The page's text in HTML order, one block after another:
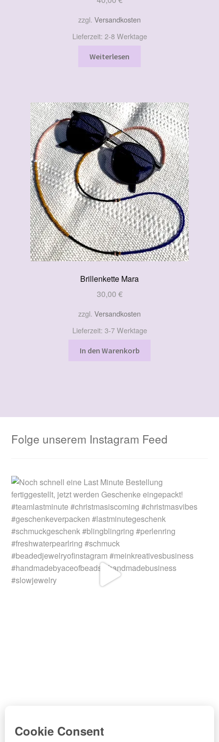
zzgl. Versandkosten
Lieferzeit: 2-8 Werktage
Weiterlesen
Brillenkette Mara
30,00 €
zzgl. Versandkosten
Lieferzeit: 3-7 Werktage
In den Warenkorb
Folge unserem Instagram Feed